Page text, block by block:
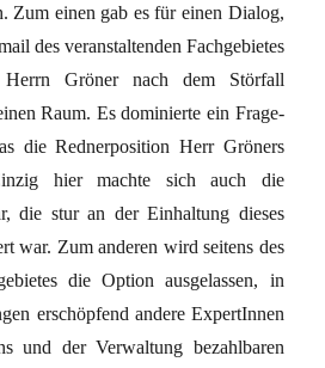
Zum einen gab es für einen Dialog,
des veranstaltenden Fachgebietes
Gröner nach dem Störfall
Raum. Es dominierte ein Frage-
die Rednerposition Herr Gröners
hier machte sich auch die
die stur an der Einhaltung dieses
war. Zum anderen wird seitens des
die Option ausgelassen, in
erschöpfend andere ExpertInnen
und der Verwaltung bezahlbaren